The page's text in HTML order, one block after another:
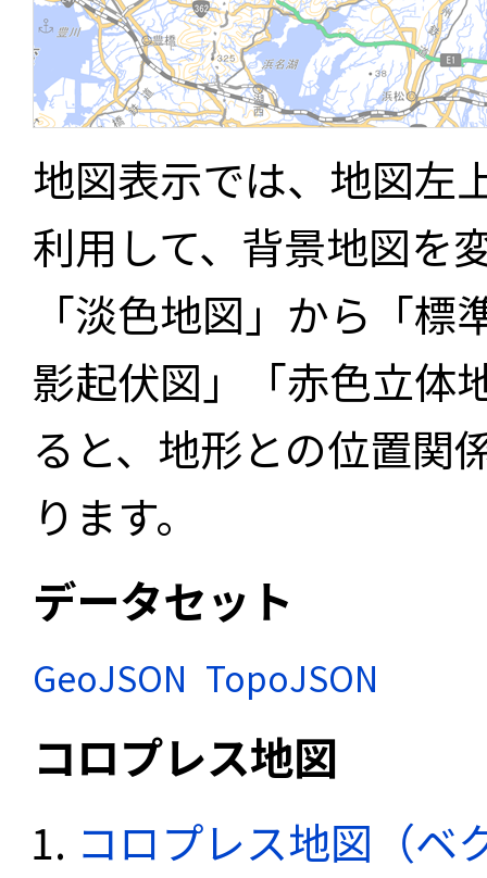
地図表示では、地図左
利用して、背景地図を
「淡色地図」から「
影起伏図」「赤色立体
ると、地形との位置関
ります。
データセット
GeoJSON TopoJSON
コロプレス地図
コロプレス地図（ベ